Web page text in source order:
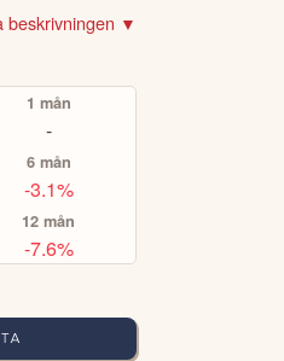
beskrivningen ▼
1 mån
-
6 mån
-3.1%
12 mån
-7.6%